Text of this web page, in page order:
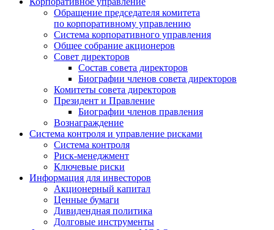
Обращение председателя комитета
по корпоративному управлению
Система корпоративного управления
Общее собрание акционеров
Совет директоров
Состав совета директоров
Биографии членов совета директоров
Комитеты совета директоров
Президент и Правление
Биографии членов правления
Вознаграждение
Система контроля и управление рисками
Система контроля
Риск-менеджмент
Ключевые риски
Информация для инвесторов
Акционерный капитал
Ценные бумаги
Дивидендная политика
Долговые инструменты